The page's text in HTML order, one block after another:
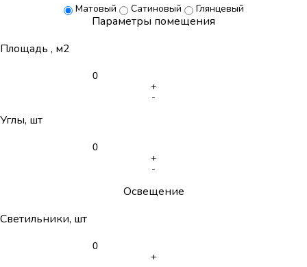
Матовый Сатиновый Глянцевый
Параметры помещения
Площадь , м2
+
-
Углы, шт
+
-
Освещение
Светильники, шт
+